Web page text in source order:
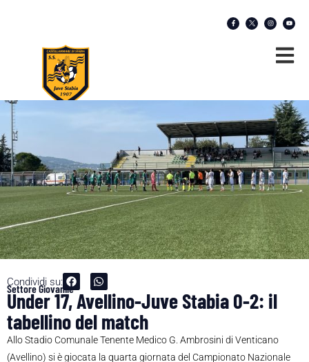
Condividi su:
Settore Giovanile
Under 17, Avellino-Juve Stabia 0-2: il
tabellino del match
Allo Stadio Comunale Tenente Medico G. Ambrosini di Venticano
(Avellino) si è giocata la quarta giornata del Campionato Nazionale